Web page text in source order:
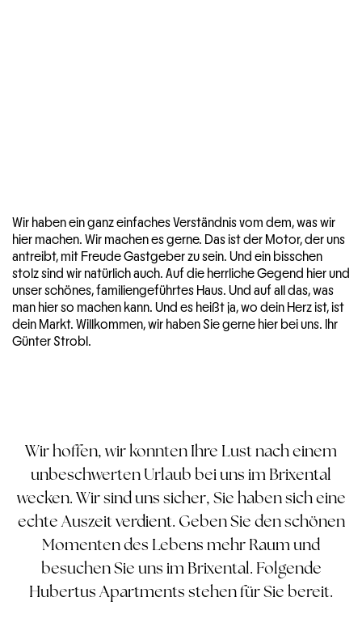
Wir haben ein ganz einfaches Verständnis vom dem, was wir
hier machen. Wir machen es gerne. Das ist der Motor, der uns
antreibt, mit Freude Gastgeber zu sein. Und ein bisschen
stolz sind wir natürlich auch. Auf die herrliche Gegend hier und
unser schönes, familiengeführtes Haus. Und auf all das, was
man hier so machen kann. Und es heißt ja, wo dein Herz ist, ist
dein Markt. Willkommen, wir haben Sie gerne hier bei uns. Ihr
Günter Strobl.
Wir hoffen, wir konnten Ihre Lust nach einem
unbeschwerten Urlaub bei uns im Brixental
wecken. Wir sind uns sicher, Sie haben sich eine
echte Auszeit verdient. Geben Sie den schönen
Momenten des Lebens mehr Raum und
besuchen Sie uns im Brixental. Folgende
Hubertus Apartments stehen für Sie bereit.